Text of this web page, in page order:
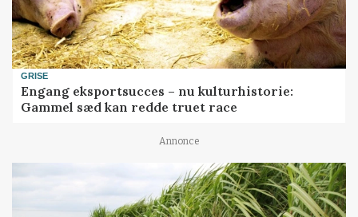
GRISE
Engang eksportsucces – nu kulturhistorie:
Gammel sæd kan redde truet race
Annonce